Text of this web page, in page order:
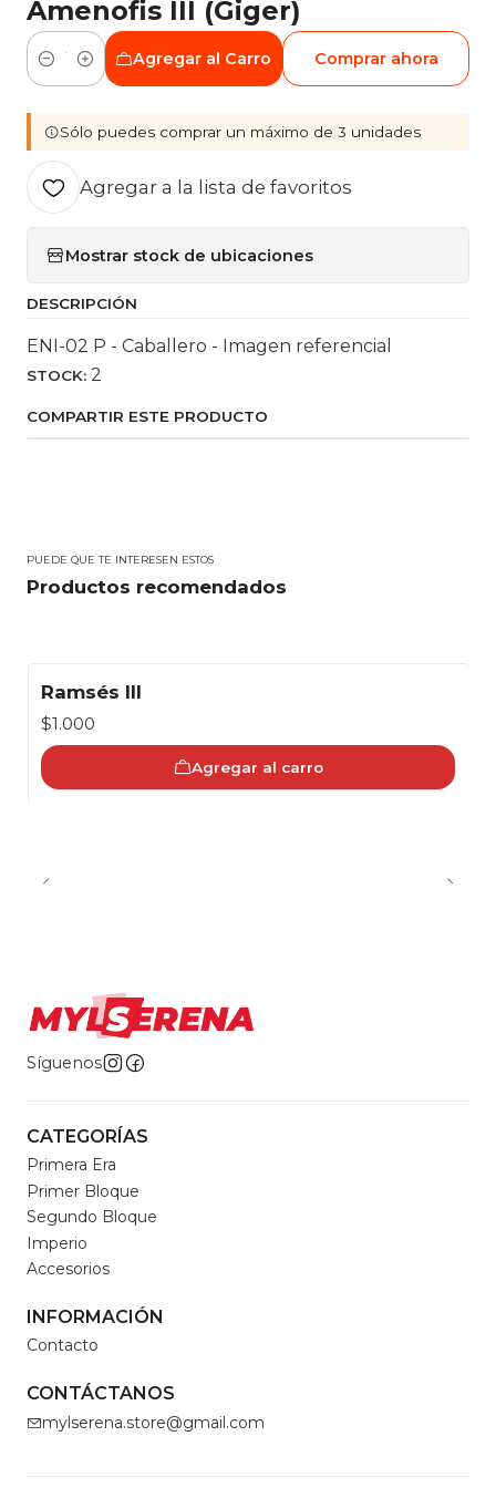
Amenofis III (Giger)
Cantidad
Agregar al Carro Comprar ahora
Sólo puedes comprar un máximo de 3 unidades
Agregar a la lista de favoritos
Mostrar stock de ubicaciones
DESCRIPCIÓN
ENI-02 P - Caballero - Imagen referencial
STOCK: 2
COMPARTIR ESTE PRODUCTO
PUEDE QUE TE INTERESEN ESTOS
Productos recomendados
Ramsés III
$1.000
Agregar al carro
Síguenos
CATEGORÍAS
Primera Era
Primer Bloque
Segundo Bloque
Imperio
Accesorios
INFORMACIÓN
Contacto
CONTÁCTANOS
mylserena.store@gmail.com